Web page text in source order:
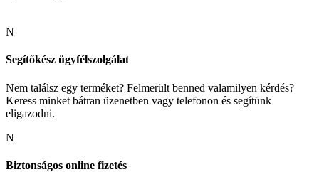
N
Segítőkész ügyfélszolgálat
Nem találsz egy terméket? Felmerült benned valamilyen kérdés?
Keress minket bátran üzenetben vagy telefonon és segítünk
eligazodni.
N
Biztonságos online fizetés